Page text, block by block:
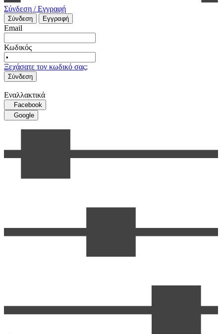
Σύνδεση / Εγγραφή
Σύνδεση Εγγραφή
Email
Κωδικός
Ξεχάσατε τον κωδικό σας;
Σύνδεση
Εναλλακτικά
Facebook
Google